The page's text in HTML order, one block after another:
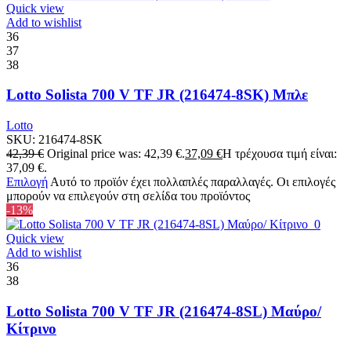
Quick view
Add to wishlist
36
37
38
Lotto Solista 700 V TF JR (216474-8SK) Μπλε
Lotto
SKU: 216474-8SK
42,39€ Original price was: 42,39 €.37,09 €Η τρέχουσα τιμή είναι:
37,09 €.
Επιλογή Αυτό το προϊόν έχει πολλαπλές παραλλαγές. Οι επιλογές
μπορούν να επιλεγούν στη σελίδα του προϊόντος
-13%
Quick view
Add to wishlist
36
38
Lotto Solista 700 V TF JR (216474-8SL) Μαύρο/
Κίτρινο